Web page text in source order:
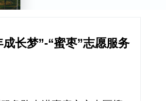
长梦”-“蜜枣”志愿服务